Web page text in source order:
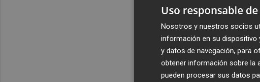
Uso responsable
Nosotros y nuestros socios
información en su dispositivo
y datos de navegación, para
obtener información sobre la
pueden procesar sus datos